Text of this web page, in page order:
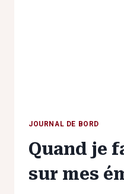
JOURNAL DE BORD
Quand je
sur mes